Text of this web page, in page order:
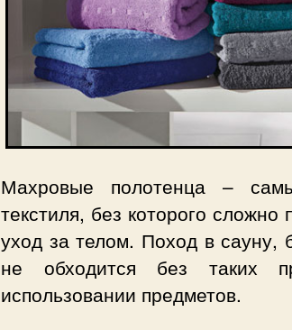
Махровые полотенца –
текстиля, без которого
уход за телом. Поход в
не обходится без таких
использовании предметов.